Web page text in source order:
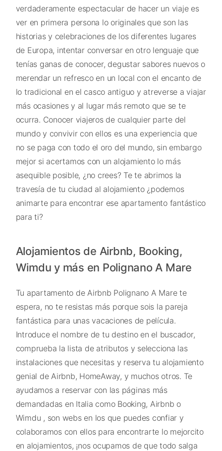
verdaderamente espectacular de hacer un viaje es
ver en primera persona lo originales que son las
historias y celebraciones de los diferentes lugares
de Europa, intentar conversar en otro lenguaje que
tenías ganas de conocer, degustar sabores nuevos o
merendar un refresco en un local con el encanto de
lo tradicional en el casco antiguo y atreverse a viajar
más ocasiones y al lugar más remoto que se te
ocurra. Conocer viajeros de cualquier parte del
mundo y convivir con ellos es una experiencia que
no se paga con todo el oro del mundo, sin embargo
mejor si acertamos con un alojamiento lo más
asequible posible, ¿no crees? Te te abrimos la
travesía de tu ciudad al alojamiento ¿podemos
animarte para encontrar ese apartamento fantástico
para ti?
Alojamientos de Airbnb, Booking,
Wimdu y más en Polignano A Mare
Tu apartamento de Airbnb Polignano A Mare te
espera, no te resistas más porque sois la pareja
fantástica para unas vacaciones de película.
Introduce el nombre de tu destino en el buscador,
comprueba la lista de atributos y selecciona las
instalaciones que necesitas y reserva tu alojamiento
genial de Airbnb, HomeAway, y muchos otros. Te
ayudamos a reservar con las páginas más
demandadas en Italia como Booking, Airbnb o
Wimdu , son webs en los que puedes confiar y
colaboramos con ellos para encontrarte lo mejorcito
en alojamientos, ¡nos ocupamos de que todo salga